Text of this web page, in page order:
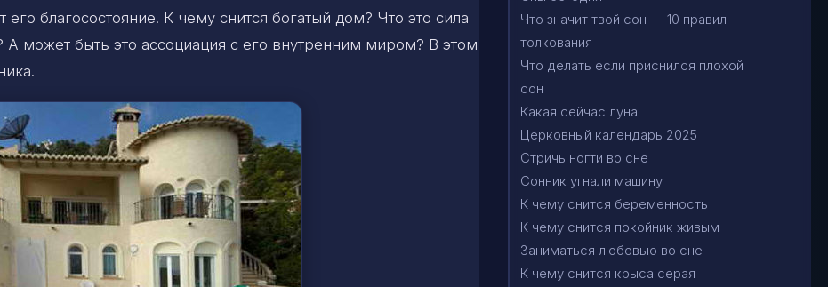
благосостояние. К чему снится богатый дом? Что это сила
может быть это ассоциация с его внутренним миром? В этом
Что значит твой сон — 10 правил
толкования
Что делать если приснился плохой
сон
Какая сейчас луна
Церковный календарь 2025
Стричь ногти во сне
Сонник угнали машину
К чему снится беременность
К чему снится покойник живым
Заниматься любовью во сне
К чему снится крыса серая